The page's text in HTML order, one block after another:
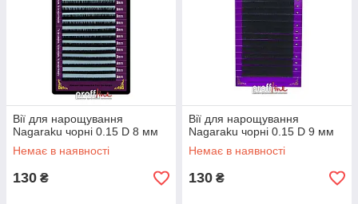
Вії для нарощування
Nagaraku чорні 0.15 D 8 мм
Немає в наявності
130 ₴
Вії для нарощування
Nagaraku чорні 0.15 D 9 мм
Немає в наявності
130 ₴